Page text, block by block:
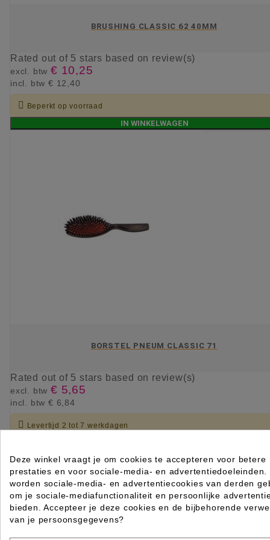
BRUSHING CLASSIC 62 40MM
Rated out of 5 stars based on review(s)
excl. btw € 10,25
incl. btw € 12,40
 Beperkt op voorraad
IN WINKELWAGEN
BORSTEL PNEUM CLASSIC 71
Rated out of 5 stars based on review(s)
excl. btw € 5,65
incl. btw € 6,84
 Levertijd 2 tot 7 werkdagen
Deze winkel vraagt je om cookies te accepteren voor betere
prestaties en voor sociale-media- en advertentiedoeleinden.
worden sociale-media- en advertentiecookies van derden
om je sociale-mediafunctionaliteit en persoonlijke
bieden. Accepteer je deze cookies en de bijbehorende
van je persoonsgegevens?